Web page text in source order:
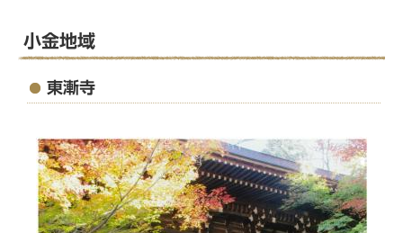
小金地域
東漸寺